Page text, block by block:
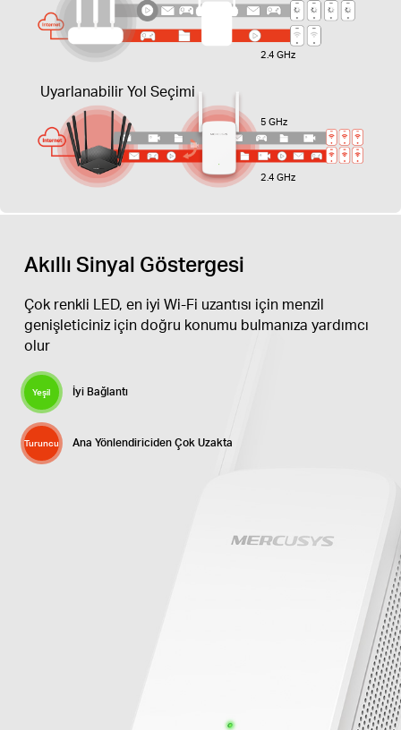
Uyarlanabilir Yol Seçimi
2.4 GHz
5 GHz
2.4 GHz
Akıllı Sinyal Göstergesi
Çok renkli LED, en iyi Wi-Fi uzantısı için menzil
genişleticiniz için doğru konumu bulmanıza yardımcı
olur
Yeşil İyi Bağlantı
Turuncu Ana Yönlendiriciden Çok Uzakta